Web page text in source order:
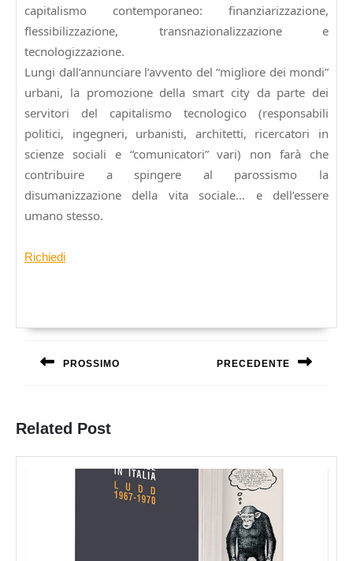
capitalismo contemporaneo: finanziarizzazione,
flessibilizzazione, transnazionalizzazione e
tecnologizzazione.
Lungi dall’annunciare l’avvento del “migliore dei mondi”
urbani, la promozione della smart city da parte dei
servitori del capitalismo tecnologico (responsabili
politici, ingegneri, urbanisti, architetti, ricercatori in
scienze sociali e “comunicatori” vari) non farà che
contribuire a spingere al parossismo la
disumanizzazione della vita sociale… e dell’essere
umano stesso.
Richiedi
Navigazione
articoli
PROSSIMO PRECEDENTE
Related Post